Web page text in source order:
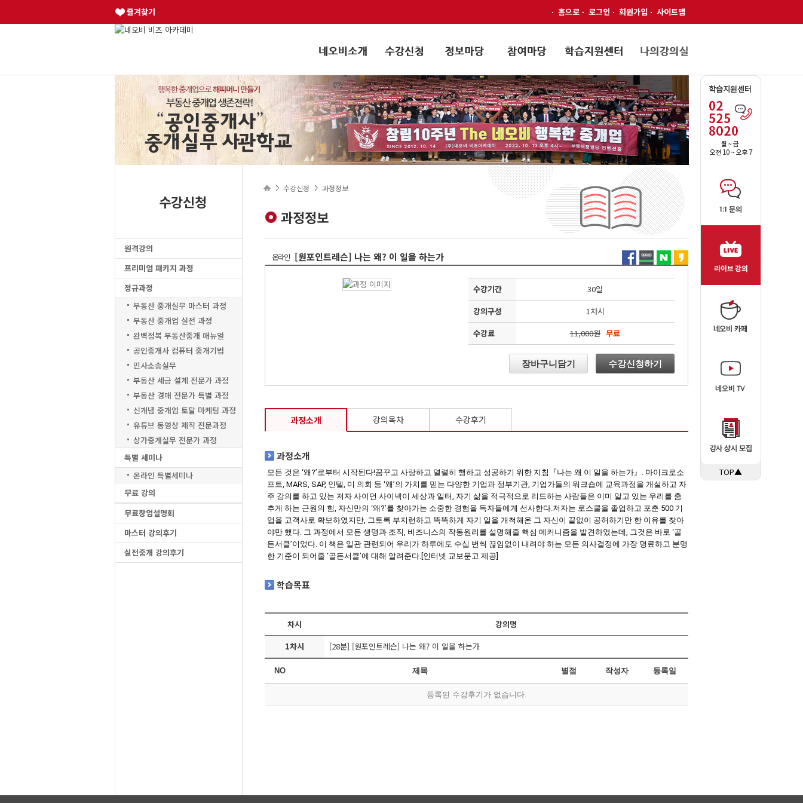
즐겨찾기 홈으로 로그인 회원가입 사이트맵
TOP▲
수강신청
원격강의
프리미엄 패키지 과정
정규과정
부동산 중개실무 마스터 과정
부동산 중개업 실전 과정
완벽정복 부동산중개 매뉴얼
공인중개사 컴퓨터 중개기법
민사소송실무
부동산 세금 설계 전문가 과정
부동산 경매 전문가 특별 과정
신개념 중개업 토탈 마케팅 과정
유튜브 동영상 제작 전문과정
상가중개실무 전문가 과정
특별 세미나
온라인 특별세미나
무료 강의
무료창업설명회
마스터 강의후기
실전중개 강의후기
수강신청 과정정보
과정정보
온라인 [원포인트레슨] 나는 왜? 이 일을 하는가
수강기간
30일
강의구성
1차시
수강료
11,000원 무료
수강신청하기
장바구니담기
과정소개 강의목차 수강후기
과정소개
모든 것은 ‘왜?’로부터 시작된다!꿈꾸고 사랑하고 열렬히 행하고 성공하기 위한 지침『나는 왜 이 일을 하는가』. 마이크로소
프트, MARS, SAP, 인텔, 미 의회 등 ‘왜’의 가치를 믿는 다양한 기업과 정부기관, 기업가들의 워크숍에 교육과정을 개설하고 자
주 강의를 하고 있는 저자 사이먼 사이넥이 세상과 일터, 자기 삶을 적극적으로 리드하는 사람들은 이미 알고 있는 우리를 춤
추게 하는 근원의 힘, 자신만의 ‘왜?’를 찾아가는 소중한 경험을 독자들에게 선사한다.저자는 로스쿨을 졸업하고 포춘 500 기
업을 고객사로 확보하였지만, 그토록 부지런하고 똑똑하게 자기 일을 개척해온 그 자신이 끝없이 공허하기만 한 이유를 찾아
야만 했다. 그 과정에서 모든 생명과 조직, 비즈니스의 작동원리를 설명해줄 핵심 메커니즘을 발견하였는데, 그것은 바로 ‘골
든서클’이었다. 이 책은 일관 관련되어 우리가 하루에도 수십 번씩 끊임없이 내려야 하는 모든 의사결정에 가장 명료하고 분명
한 기준이 되어줄 ‘골든서클’에 대해 알려준다.[인터넷 교보문고 제공]
학습목표
차시
강의명
1차시
[28분] [원포인트레슨] 나는 왜? 이 일을 하는가